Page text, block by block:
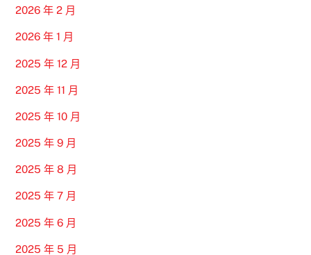
2026 年 2 月
2026 年 1 月
2025 年 12 月
2025 年 11 月
2025 年 10 月
2025 年 9 月
2025 年 8 月
2025 年 7 月
2025 年 6 月
2025 年 5 月